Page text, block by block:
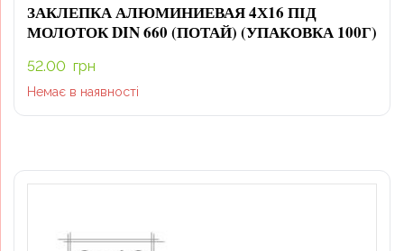
ЗАКЛЕПКА АЛЮМИНИЕВАЯ 4Х16 ПІД
МОЛОТОК DIN 660 (ПОТАЙ) (УПАКОВКА 100Г)
52.00 грн
Немає в наявності